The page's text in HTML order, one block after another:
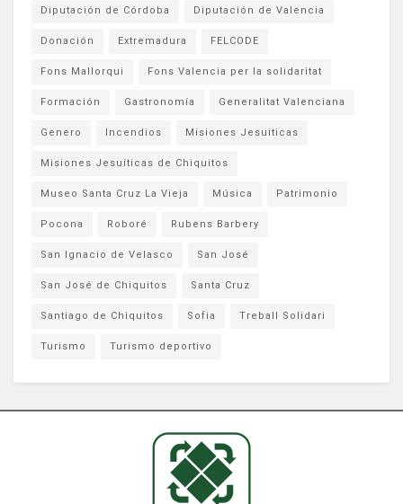
Diputación de Córdoba Diputación de Valencia
Donación Extremadura FELCODE
Fons Mallorqui Fons Valencia per la solidaritat
Formación Gastronomía Generalitat Valenciana
Genero Incendios Misiones Jesuiticas
Misiones Jesuíticas de Chiquitos
Museo Santa Cruz La Vieja Música Patrimonio
Pocona Roboré Rubens Barbery
San Ignacio de Velasco San José
San José de Chiquitos Santa Cruz
Santiago de Chiquitos Sofia Treball Solidari
Turismo Turismo deportivo